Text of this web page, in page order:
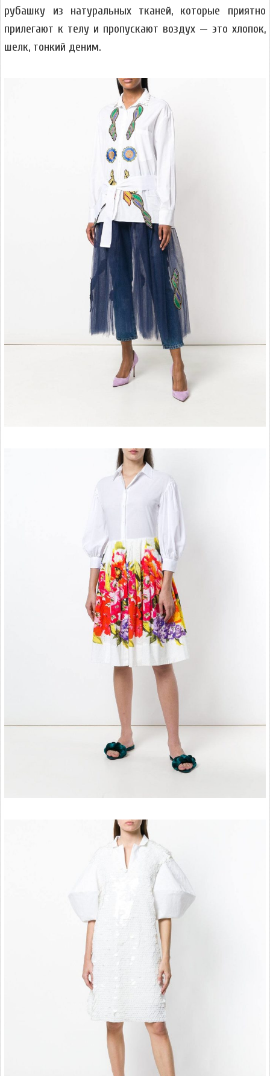
рубашку из натуральных тканей, которые приятно
прилегают к телу и пропускают воздух — это хлопок,
шелк, тонкий деним.